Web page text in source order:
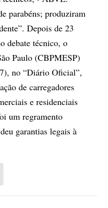
parabéns; produziram
Depois de 23
debate técnico, o
Paulo (CBPMESP)
no “Diário Oficial”,
de carregadores
e residenciais
um regramento
garantias legais à